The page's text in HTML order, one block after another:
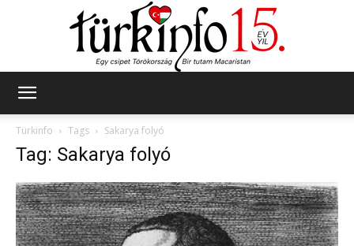
Türkinfo
Tags Sakarya folyó
Tag: Sakarya folyó